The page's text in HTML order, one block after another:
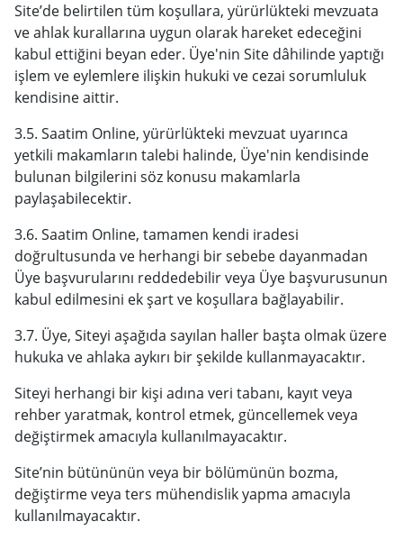
Site’de belirtilen tüm koşullara, yürürlükteki mevzuata
ve ahlak kurallarına uygun olarak hareket edeceğini
kabul ettiğini beyan eder. Üye'nin Site dâhilinde yaptığı
işlem ve eylemlere ilişkin hukuki ve cezai sorumluluk
kendisine aittir.
3.5. Saatim Online, yürürlükteki mevzuat uyarınca
yetkili makamların talebi halinde, Üye'nin kendisinde
bulunan bilgilerini söz konusu makamlarla
paylaşabilecektir.
3.6. Saatim Online, tamamen kendi iradesi
doğrultusunda ve herhangi bir sebebe dayanmadan
Üye başvurularını reddedebilir veya Üye başvurusunun
kabul edilmesini ek şart ve koşullara bağlayabilir.
3.7. Üye, Siteyi aşağıda sayılan haller başta olmak üzere
hukuka ve ahlaka aykırı bir şekilde kullanmayacaktır.
Siteyi herhangi bir kişi adına veri tabanı, kayıt veya
rehber yaratmak, kontrol etmek, güncellemek veya
değiştirmek amacıyla kullanılmayacaktır.
Site’nin bütününün veya bir bölümünün bozma,
değiştirme veya ters mühendislik yapma amacıyla
kullanılmayacaktır.